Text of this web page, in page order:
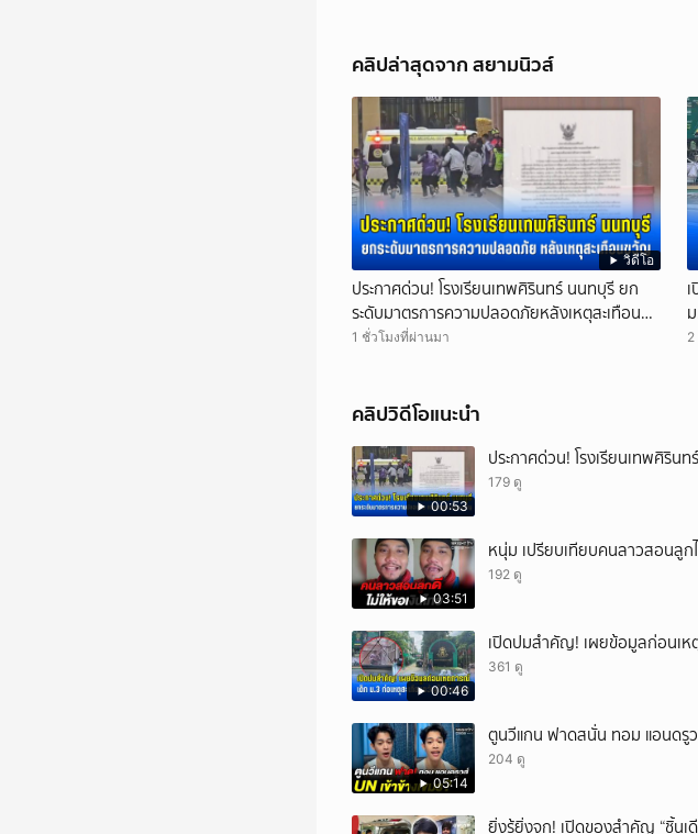
คลิปล่าสุดจาก สยามนิวส์
วิดีโอ
ประกาศด่วน! โรงเรียนเทพศิรินทร์ นนทบุรี ยก
ระดับมาตรการความปลอดภัยหลังเหตุสะเทือน
ขวัญ
1 ชั่วโมงที่ผ่านมา
คลิปวิดีโอแนะนำ
00:53
ประกาศด่วน! โรงเรียนเทพศิริ
179 ดู
03:51
หนุ่ม เปรียบเทียบคนลาวสอนลูก
192 ดู
00:46
เปิดปมสำคัญ! เผยข้อมูลก่อนเห
361 ดู
05:14
ตูนวีแกน ฟาดสนั่น ทอม แอนดรู
204 ดู
ยิ่งรู้ยิ่งจุก! เปิดของสำคัญ “ชิ้นเ